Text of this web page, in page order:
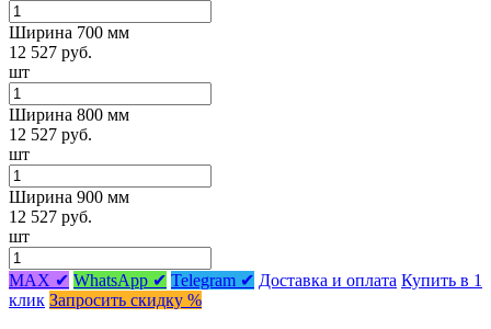
Ширина 700 мм
12 527 руб.
шт
Ширина 800 мм
12 527 руб.
шт
Ширина 900 мм
12 527 руб.
шт
MAX ✔ WhatsApp ✔ Telegram ✔ Доставка и оплата Купить в 1
клик Запросить скидку %